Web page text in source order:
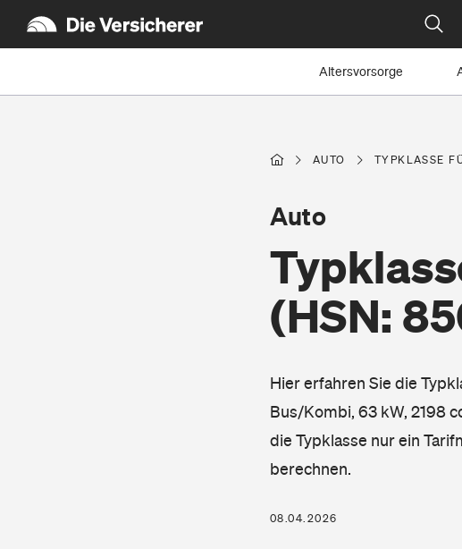
Altersvorsorge
AUTO TYPKLASSE
(HSN:
Auto
Hier erfahren Sie die
Bus/Kombi, 63 kW, 2198
die Typklasse nur ein
berechnen.
08.04.2026